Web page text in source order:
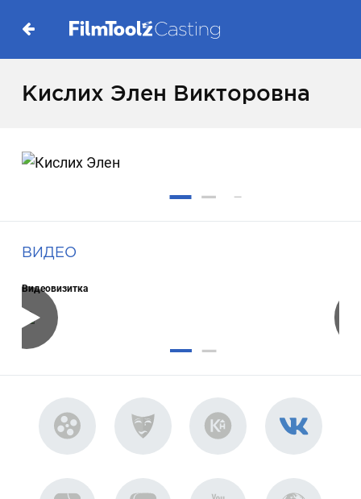
Кислих Элен Викторовна
ВИДЕО
Видеовизитка